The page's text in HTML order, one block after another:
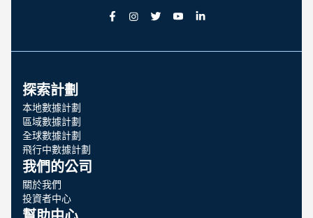
探索計劃
本地數據計劃
區域數據計劃
全球數據計劃
飛行中數據計劃
我們的公司
關於我們
投資者中心